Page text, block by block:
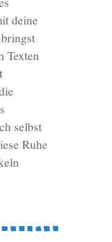
deine
Texten
selbst
Ruhe